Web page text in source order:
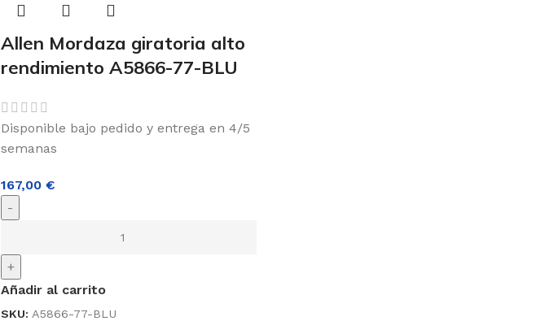
Allen Mordaza giratoria alto
rendimiento A5866-77-BLU
Disponible bajo pedido y entrega en 4/5
semanas
167,00 €
-
+
Añadir al carrito
SKU: A5866-77-BLU